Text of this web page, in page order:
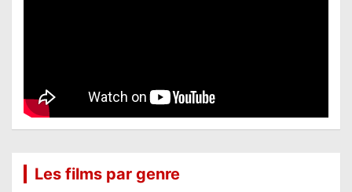
Les films par genre